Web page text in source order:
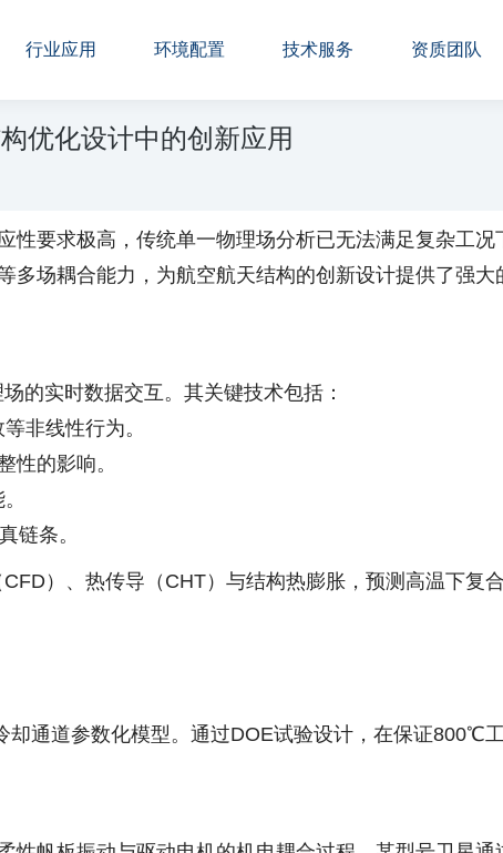
行业应用 环境配置 技术服务 资质团队
优化设计中的创新应用
要求极高，传统单一物理场分析已无法满足复杂工
多场耦合能力，为航空航天结构的创新设计提供了强
的实时数据交互。其关键技术包括：
非线性行为。
性的影响。
链条。
）、热传导（CHT）与结构热膨胀，预测高温下复
通道参数化模型。通过DOE试验设计，在保证800℃